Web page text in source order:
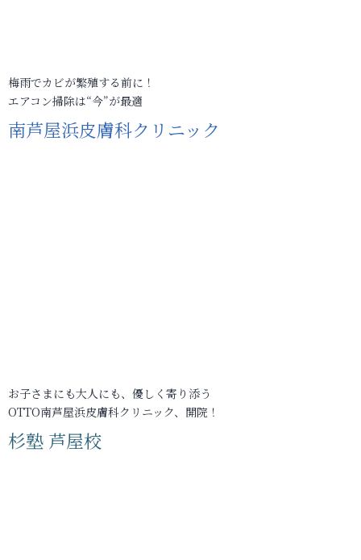
梅雨でカビが繁殖する前に！
エアコン掃除は“今”が最適
南芦屋浜皮膚科クリニック
お子さまにも大人にも、優しく寄り添う
OTTO南芦屋浜皮膚科クリニック、開院！
杉塾 芦屋校